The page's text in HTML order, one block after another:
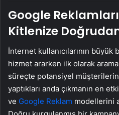
Google
Kitlenize
İnternet kullanıcılarının büyük
hizmet ararken ilk olarak
süreçte potansiyel
yaptıkları anda çıkmanın en
ve Google Reklam modellerini